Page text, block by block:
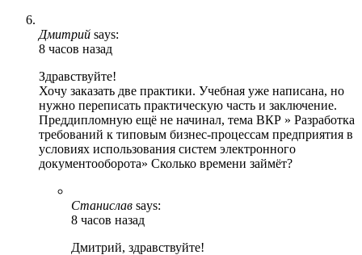
Дмитрий says:
8 часов назад
Здравствуйте!
Хочу заказать две практики. Учебная уже написана, но
нужно переписать практическую часть и заключение.
Преддипломную ещё не начинал, тема ВКР » Разработка
требований к типовым бизнес-процессам предприятия в
условиях использования систем электронного
документооборота» Сколько времени займёт?
Станислав says:
8 часов назад
Дмитрий, здравствуйте!